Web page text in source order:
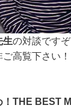
生の対談です
高覧下さい！
！THE BEST